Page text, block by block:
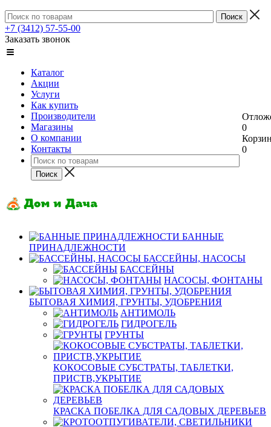
+7 (3412) 57-55-00
Заказать звонок
Каталог
Акции
Услуги
Как купить
Производители
Магазины
О компании
Контакты
0
0
БАННЫЕ
ПРИНАДЛЕЖНОСТИ
БАССЕЙНЫ, НАСОСЫ
БАССЕЙНЫ
НАСОСЫ, ФОНТАНЫ
БЫТОВАЯ ХИМИЯ, ГРУНТЫ, УДОБРЕНИЯ
АНТИМОЛЬ
ГИДРОГЕЛЬ
ГРУНТЫ
КОКОСОВЫЕ СУБСТРАТЫ, ТАБЛЕТКИ,
ПРИСТВ,УКРЫТИЕ
КРАСКА ПОБЕЛКА ДЛЯ САДОВЫХ ДЕРЕВЬЕВ